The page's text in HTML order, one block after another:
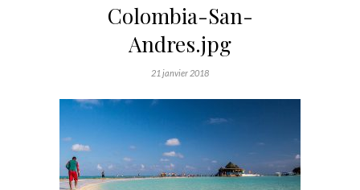
Colombia-San-
Andres.jpg
21 janvier 2018